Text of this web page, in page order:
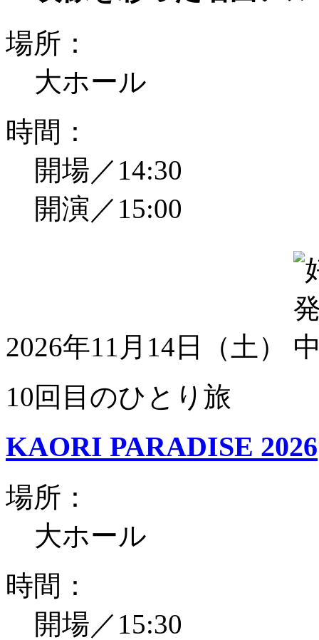
場所：
大ホール
時間：
開場／14:30
開演／15:00
2026年11月14日（土）
10回目のひとり旅
KAORI PARADISE 2026
場所：
大ホール
時間：
開場／15:30